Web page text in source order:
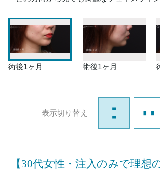
術後1ヶ月 術後1ヶ月
表示切り替え
【30代女性・注入のみで理想